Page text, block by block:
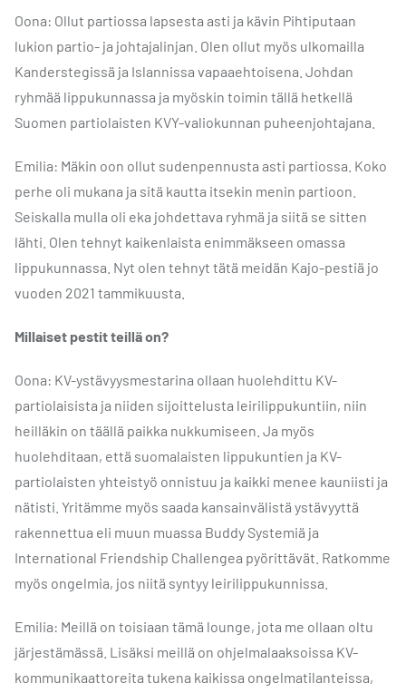
Oona: Ollut partiossa lapsesta asti ja kävin Pihtiputaan
lukion partio- ja johtajalinjan. Olen ollut myös ulkomailla
Kanderstegissä ja Islannissa vapaaehtoisena. Johdan
ryhmää lippukunnassa ja myöskin toimin tällä hetkellä
Suomen partiolaisten KVY-valiokunnan puheenjohtajana.
Emilia: Mäkin oon ollut sudenpennusta asti partiossa. Koko
perhe oli mukana ja sitä kautta itsekin menin partioon.
Seiskalla mulla oli eka johdettava ryhmä ja siitä se sitten
lähti. Olen tehnyt kaikenlaista enimmäkseen omassa
lippukunnassa. Nyt olen tehnyt tätä meidän Kajo-pestiä jo
vuoden 2021 tammikuusta.
Millaiset pestit teillä on?
Oona: KV-ystävyysmestarina ollaan huolehdittu KV-
partiolaisista ja niiden sijoittelusta leirilippukuntiin, niin
heilläkin on täällä paikka nukkumiseen. Ja myös
huolehditaan, että suomalaisten lippukuntien ja KV-
partiolaisten yhteistyö onnistuu ja kaikki menee kauniisti ja
nätisti. Yritämme myös saada kansainvälistä ystävyyttä
rakennettua eli muun muassa Buddy Systemiä ja
International Friendship Challengea pyörittävät. Ratkomme
myös ongelmia, jos niitä syntyy leirilippukunnissa.
Emilia: Meillä on toisiaan tämä lounge, jota me ollaan oltu
järjestämässä. Lisäksi meillä on ohjelmalaaksoissa KV-
kommunikaattoreita tukena kaikissa ongelmatilanteissa,